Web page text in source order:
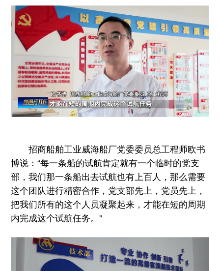
招商船舶工业威海船厂党委委员总工程师欧书
博说：“每一条船的试航肯定就有一个临时的党支
部，我们那一条船出去试航也有上百人，那么需要
这个团队进行精密合作，党支部先上，党员先上，
把我们所有的这个人员凝聚起来，才能在短的周期
内完成这个试航任务。”